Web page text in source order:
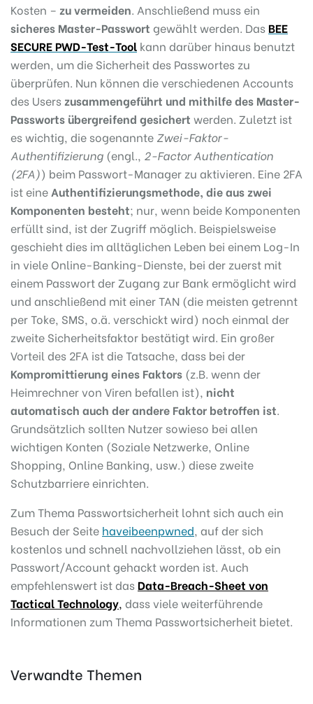
Kosten – zu vermeiden. Anschließend muss ein
sicheres Master-Passwort gewählt werden. DasBEE
SECURE PWD-Test-Tool kann darüber hinaus benutzt
werden, um die Sicherheit des Passwortes zu
überprüfen. Nun können die verschiedenen Accounts
des Users zusammengeführt und mithilfe des Master-
Passworts übergreifend gesichert werden. Zuletzt ist
es wichtig, die sogenannte Zwei-Faktor-
Authentifizierung (engl., 2-Factor Authentication
(2FA)) beim Passwort-Manager zu aktivieren. Eine 2FA
ist eine Authentifizierungsmethode, die aus zwei
Komponenten besteht; nur, wenn beide Komponenten
erfüllt sind, ist der Zugriff möglich. Beispielsweise
geschieht dies im alltäglichen Leben bei einem Log-In
in viele Online-Banking-Dienste, bei der zuerst mit
einem Passwort der Zugang zur Bank ermöglicht wird
und anschließend mit einer TAN (die meisten getrennt
per Toke, SMS, o.ä. verschickt wird) noch einmal der
zweite Sicherheitsfaktor bestätigt wird. Ein großer
Vorteil des 2FA ist die Tatsache, dass bei der
Kompromittierung eines Faktors (z.B. wenn der
Heimrechner von Viren befallen ist), nicht
automatisch auch der andere Faktor betroffen ist.
Grundsätzlich sollten Nutzer sowieso bei allen
wichtigen Konten (Soziale Netzwerke, Online
Shopping, Online Banking, usw.) diese zweite
Schutzbarriere einrichten.
Zum Thema Passwortsicherheit lohnt sich auch ein
Besuch der Seite haveibeenpwned, auf der sich
kostenlos und schnell nachvollziehen lässt, ob ein
Passwort/Account gehackt worden ist. Auch
empfehlenswert ist dasData-Breach-Sheet von
Tactical Technology, dass viele weiterführende
Informationen zum Thema Passwortsicherheit bietet.
Verwandte Themen